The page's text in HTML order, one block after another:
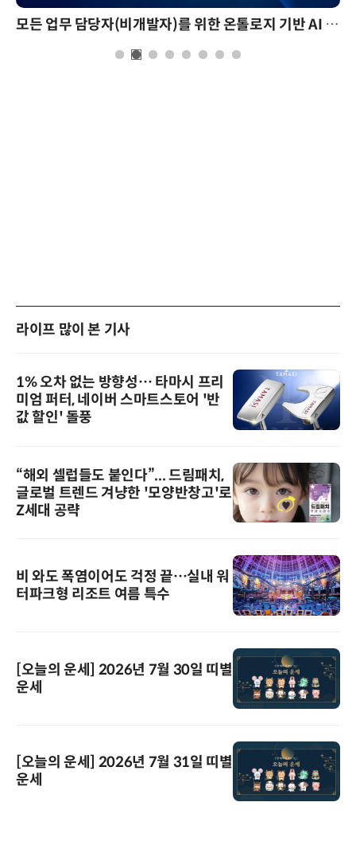
모든 업무 담당자(비개발자)를 위한 온톨로지 기반 AI 지식체계 설계 1-day 워크숍
라이프 많이 본 기사
1% 오차 없는 방향성… 타마시 프리
미엄 퍼터, 네이버 스마트스토어 '반
값 할인' 돌풍
“해외 셀럽들도 붙인다”... 드림패치,
글로벌 트렌드 겨냥한 '모양반창고'로
Z세대 공략
비 와도 폭염이어도 걱정 끝…실내 워
터파크형 리조트 여름 특수
[오늘의 운세] 2026년 7월 30일 띠별
운세
[오늘의 운세] 2026년 7월 31일 띠별
운세